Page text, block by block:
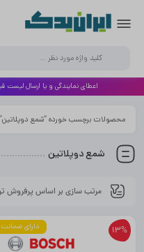
اعطای نمایندگی و یا ارسال لیست
محصولات برچسب خورده “شمع دوپلاتین”
شمع دوپلاتین
دارای ضمانت 13%